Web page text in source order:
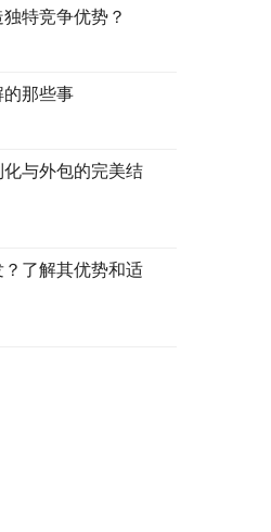
特竞争优势？
的那些事
与外包的完美结
了解其优势和适